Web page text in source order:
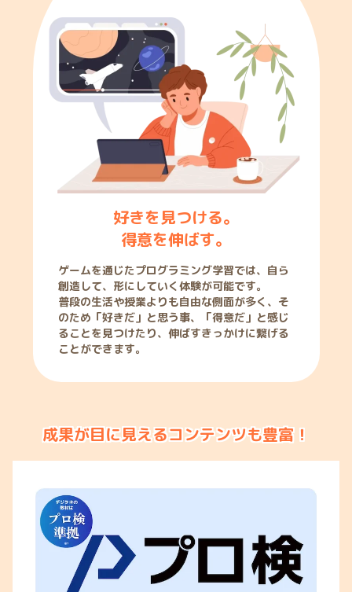
好きを見つける。
得意を伸ばす。
ゲームを通じたプログラミング学習では、自ら
創造して、形にしていく体験が可能です。
普段の生活や授業よりも自由な側面が多く、そ
のため「好きだ」と思う事、「得意だ」と感じ
ることを見つけたり、伸ばすきっかけに繋げる
ことができます。
成果が目に見えるコンテンツも豊富！